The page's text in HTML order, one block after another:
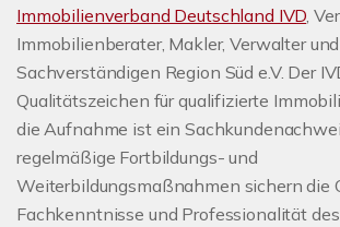
Immobilienverband Deutschland IVD,
Immobilienberater, Makler, Verwalter und
Sachverständigen Region Süd e.V. Der
Qualitätszeichen für qualifizierte
die Aufnahme ist ein
regelmäßige Fortbildungs- und
Weiterbildungsmaßnahmen sichern die
Fachkenntnisse und Professionalität